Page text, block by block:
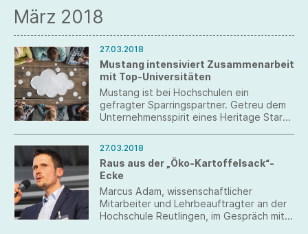
erfolgreiche Kooperationen in den Blick
nehmen.
März 2018
27.03.2018
Mustang intensiviert Zusammenarbeit
mit Top-Universitäten
Mustang ist bei Hochschulen ein
gefragter Sparringspartner. Getreu dem
Unternehmensspirit eines Heritage Start-
Hochschulen Fallstudien, u. a. um die
Auswirkungen der Umstellung von Team-
auf Individualboni im Einzelhandel
aufzuzeigen. Die Studie beweist, dass ein
individueller Bonus im Einzelhandel den
Umsatz steigert.
27.03.2018
Raus aus der „Öko-Kartoffelsack“-
Ecke
Marcus Adam, wissenschaftlicher
Mitarbeiter und Lehrbeauftragter an der
Hochschule Reutlingen, im Gespräch mit